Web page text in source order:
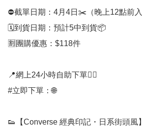
⛔️截單日期：4月4日✂️（晚上12點前入
🗓️到貨日期：預計5中到貨📦
🈹團購優惠：$118件
📍網上24小時自助下單👍🏻
#立即下單：🌐
👟【Converse 經典印記・日系街頭風